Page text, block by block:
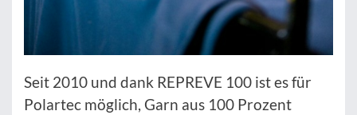
Seit 2010 und dank REPREVE 100 ist es für
Polartec möglich, Garn aus 100 Prozent